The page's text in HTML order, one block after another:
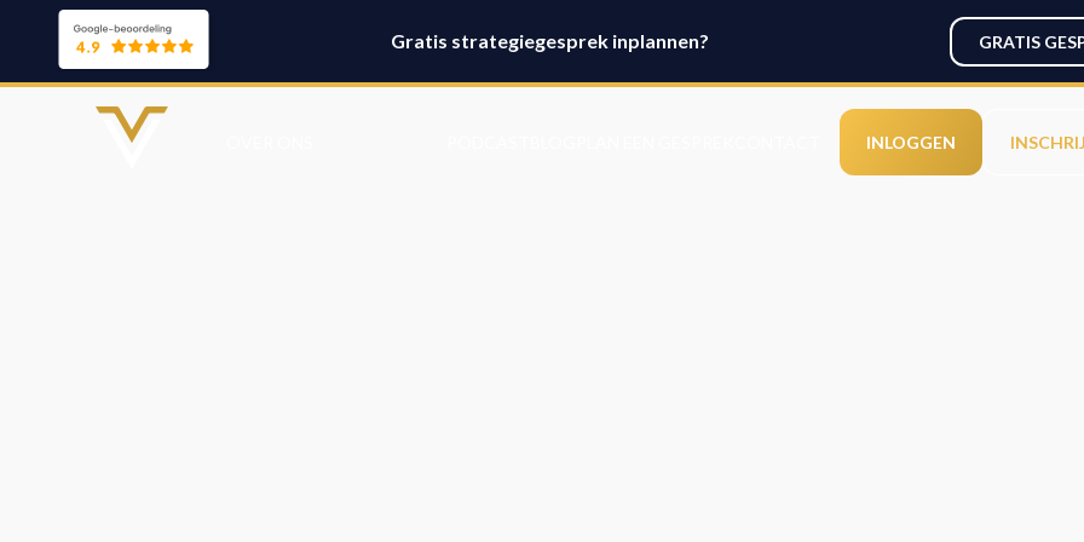
Gratis strategiegesprek inplannen? GRATIS
INLOGGEN